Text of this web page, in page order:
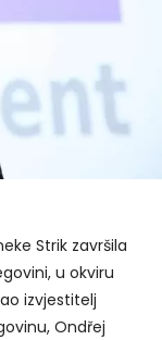
Strik završila
u okviru
izvjestitelj
Ondřej